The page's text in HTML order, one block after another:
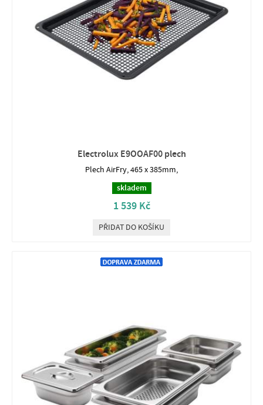
Electrolux E9OOAF00 plech
Plech AirFry, 465 x 385mm,
skladem
1 539 Kč
PŘIDAT DO KOŠÍKU